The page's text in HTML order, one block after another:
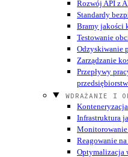
Rozwój API z
Standardy
Bramy jakości
Testowanie
Odzyskiwanie
Zarządzanie
Przepływy
WDRAŻANIE I
Infrastruktura
Reagowanie
Optymalizacja